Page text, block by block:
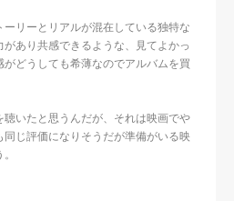
リーとリアルが混在している独特な
あり共感できるような、見てよかっ
どうしても希薄なのでアルバムを買
いたと思うんだが、それは映画でや
同じ評価になりそうだが準備がいる映